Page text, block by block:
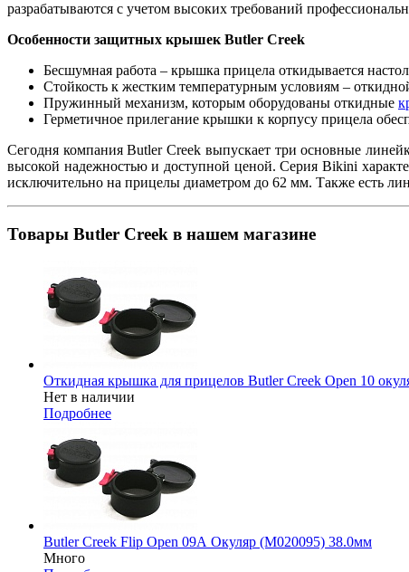
разрабатываются с учетом высоких требований
Особенности защитных крышек Butler Creek
Бесшумная работа – крышка прицела откидывается
Стойкость к жестким температурным условиям –
Пружинный механизм, которым оборудованы откидные
Герметичное прилегание крышки к корпусу прицела
Сегодня компания Butler Creek выпускает три основные
высокой надежностью и доступной ценой. Серия Bikini
исключительно на прицелы диаметром до 62 мм. Также есть
Товары Butler Creek в нашем магазине
Откидная крышка для прицелов Butler Creek Open 10
Нет в наличии
Подробнее
Butler Creek Flip Open 09А Окуляр (М020095) 38.0мм
Много